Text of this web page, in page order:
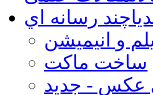
چند رسانه اي
و انیمیشن
ساخت ماکت
عکس - جدید